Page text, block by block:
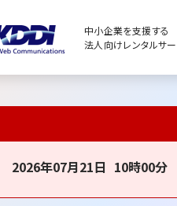
中小企業を支援する
法人向けレンタルサ
2026年07月21日 10時00分